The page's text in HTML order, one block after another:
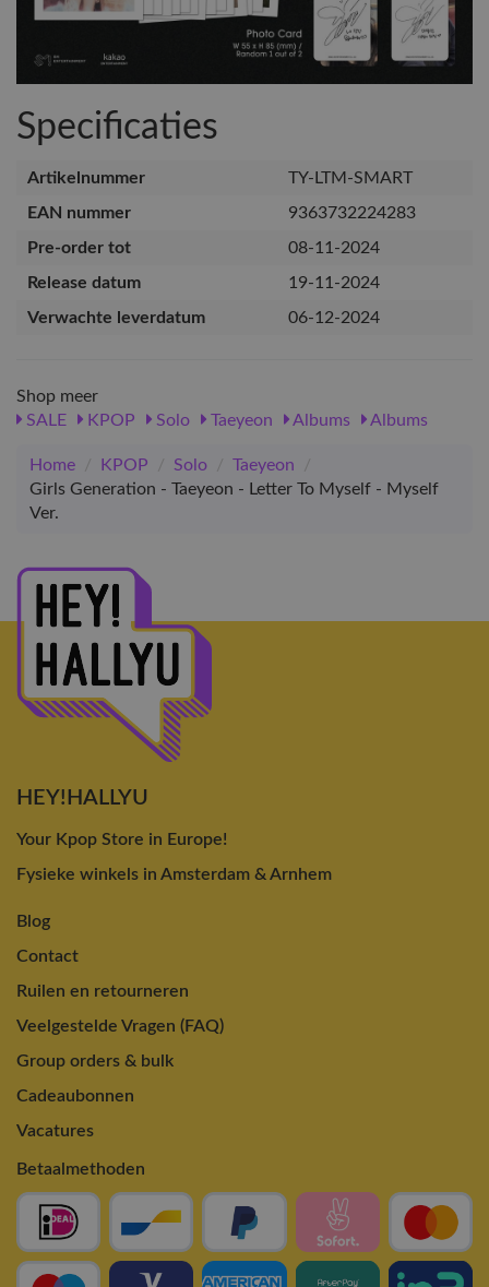
Specificaties
Artikelnummer
TY-LTM-SMART
EAN nummer
9363732224283
Pre-order tot
08-11-2024
Release datum
19-11-2024
Verwachte leverdatum
06-12-2024
Shop meer
SALE
KPOP Solo Taeyeon Albums Albums
Home / KPOP / Solo / Taeyeon
/
Girls Generation - Taeyeon - Letter To Myself - Myself
Ver.
HEY!HALLYU
Your Kpop Store in Europe!
Fysieke winkels in Amsterdam & Arnhem
Blog
Contact
Ruilen en retourneren
Veelgestelde Vragen (FAQ)
Group orders & bulk
Cadeaubonnen
Vacatures
Betaalmethoden